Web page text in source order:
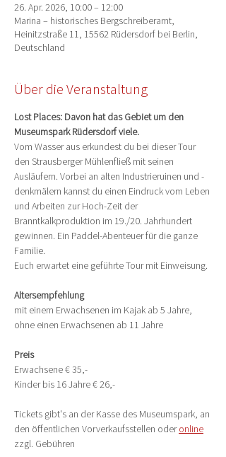
26. Apr. 2026, 10:00 – 12:00
Marina – historisches Bergschreiberamt,
Heinitzstraße 11, 15562 Rüdersdorf bei Berlin,
Deutschland
Über die Veranstaltung
Lost Places: Davon hat das Gebiet um den
Museumspark Rüdersdorf viele.
Vom Wasser aus erkundest du bei dieser Tour
den Strausberger Mühlenfließ mit seinen
Ausläufern. Vorbei an alten Industrieruinen und -
denkmälern kannst du einen Eindruck vom Leben
und Arbeiten zur Hoch-Zeit der
Branntkalkproduktion im 19./20. Jahrhundert
gewinnen. Ein Paddel-Abenteuer für die ganze
Familie.
Euch erwartet eine geführte Tour mit Einweisung.
Altersempfehlung
mit einem Erwachsenen im Kajak ab 5 Jahre,
ohne einen Erwachsenen ab 11 Jahre
Preis
Erwachsene € 35,-
Kinder bis 16 Jahre € 26,-
Tickets gibt's an der Kasse des Museumspark, an
den öffentlichen Vorverkaufsstellen oder online
zzgl. Gebühren